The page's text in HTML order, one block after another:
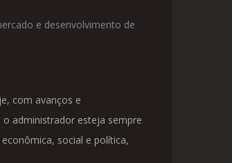
e desenvolvimento de
com avanços e
administrador esteja sempre
social e política,